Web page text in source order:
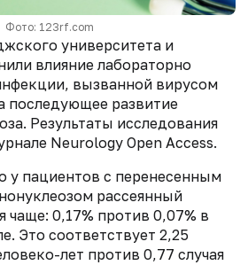
Фото: 123rf.com
университета и
влияние лабораторно
вызванной вирусом
последующее развитие
Результаты исследования
Neurology Open Access.
у пациентов с перенесенным
рассеянный
чаще: 0,17% против 0,07% в
Это соответствует 2,25
лет против 0,77 случая